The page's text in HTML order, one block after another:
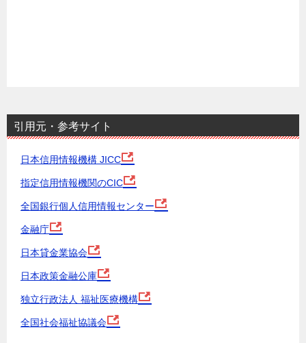
引用元・参考サイト
日本信用情報機構 JICC
指定信用情報機関のCIC
全国銀行個人信用情報センター
金融庁
日本貸金業協会
日本政策金融公庫
独立行政法人 福祉医療機構
全国社会福祉協議会